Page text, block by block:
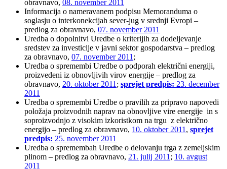
obravnavo, 08. november 2011
Informacija o nameravanem podpisu Memoranduma o
soglasju o interkonekcijah sever-jug v srednji Evropi –
predlog za obravnavo, 07. november 2011
Uredba o dopolnitvi Uredbe o kriterijih za dodeljevanje
sredstev za investicije v javni sektor gospodarstva – predlog
za obravnavo, 07. november 2011 ;
Uredba o spremembi Uredbe o podporah električni energiji,
proizvedeni iz obnovljivih virov energije – predlog za
obravnavo, 20. oktober 2011 ; sprejet predpis: 23. december
2011
Uredba o spremembi Uredbe o pravilih za pripravo napovedi
položaja proizvodnih naprav na obnovljive vire energije in s
soproizvodnjo z visokim izkoristkom na trgu z električno
energijo – predlog za obravnavo, 10. oktober 2011 , sprejet
predpis: 25. november 2011
Uredba o spremembah Uredbe o delovanju trga z zemeljskim
plinom – predlog za obravnavo, 21. julij 2011 ; 10. avgust
2011